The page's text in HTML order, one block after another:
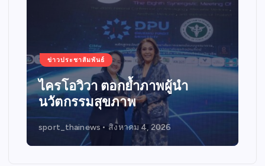
ข่าวประชาสัมพันธ์
New Take Home
admin1 สิงหาคม 1, 2026